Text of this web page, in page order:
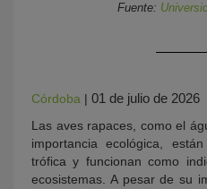
Fuente:
Córdoba | 01 de julio de 2026
Las aves rapaces, como el
importancia ecológica,
trófica y funcionan como
ecosistemas. A pesar de su